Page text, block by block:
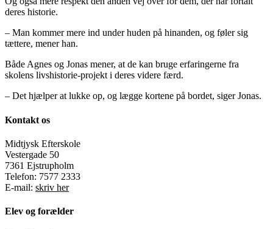
deres historie.
– Man kommer mere ind under huden på hinanden, og føler sig
tættere, mener han.
Både Agnes og Jonas mener, at de kan bruge erfaringerne fra
skolens livshistorie-projekt i deres videre færd.
– Det hjælper at lukke op, og lægge kortene på bordet, siger Jonas.
Kontakt os
Midtjysk Efterskole
Vestergade 50
7361 Ejstrupholm
Telefon: 7577 2333
E-mail: skriv her
Elev og forælder